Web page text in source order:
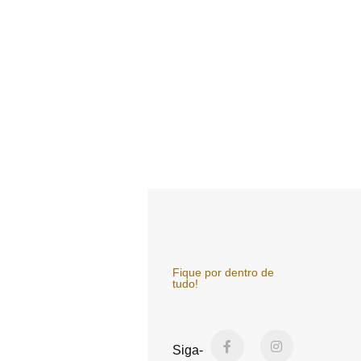
Fique por dentro de
tudo!
Siga-
a
n